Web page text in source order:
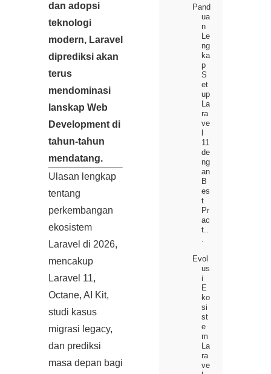
dan adopsi
teknologi
modern, Laravel
diprediksi akan
terus
mendominasi
lanskap Web
Development di
tahun-tahun
mendatang.
Ulasan lengkap
tentang
perkembangan
ekosistem
Laravel di 2026,
mencakup
Laravel 11,
Octane, AI Kit,
studi kasus
migrasi legacy,
dan prediksi
masa depan bagi
Pand
ua
n
Le
ng
ka
p
S
et
up
La
ra
ve
11
de
ng
an
B
es
t
Pr
ac
t..
.
Evol
us
i
E
ko
si
st
e
m
La
ra
ve